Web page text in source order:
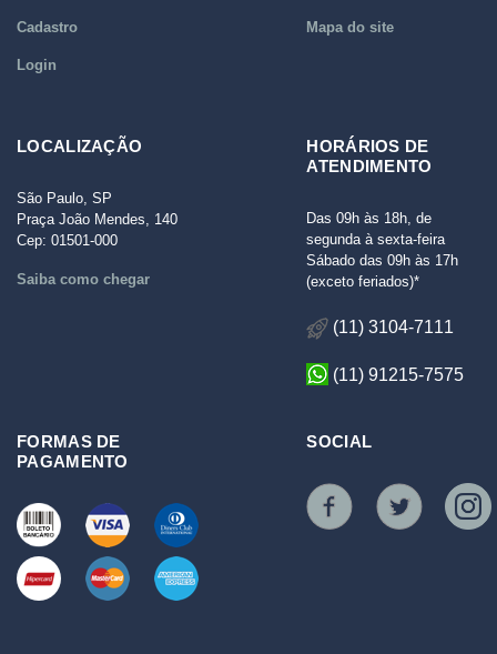
Cadastro
Login
Mapa do site
LOCALIZAÇÃO
São Paulo, SP
Praça João Mendes, 140
Cep: 01501-000
Saiba como chegar
HORÁRIOS DE
ATENDIMENTO
Das 09h às 18h, de
segunda à sexta-feira
Sábado das 09h às 17h
(exceto feriados)*
(11) 3104-7111
(11) 91215-7575
FORMAS DE
PAGAMENTO
SOCIAL